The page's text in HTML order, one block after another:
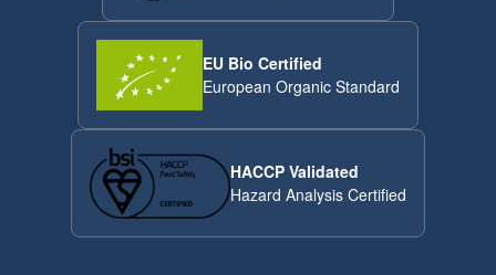
EU Bio Certified
European Organic Standard
HACCP Validated
Hazard Analysis Certified